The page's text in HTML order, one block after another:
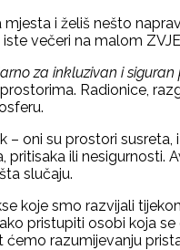
i želiš nešto
večeri na malom
za inkluzivan i siguran
Radionice,
oni su prostori
ili
slučaju.
koje smo razvijali
pristupiti osobi koja
razumijevanju